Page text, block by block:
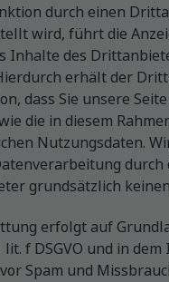
durch einen
wird, führt die
Inhalte des
erhält der
dass Sie unsere
die in diesem
Nutzungsdaten.
durch
grundsätzlich
erfolgt auf
lit. f DSGVO und in
Spam und